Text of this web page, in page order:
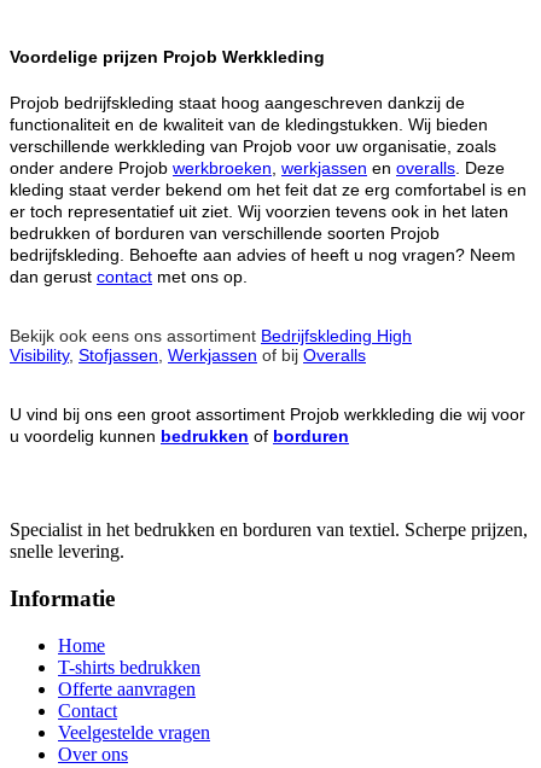
Voordelige prijzen Projob Werkkleding
Projob bedrijfskleding staat hoog aangeschreven dankzij de
functionaliteit en de kwaliteit van de kledingstukken. Wij bieden
verschillende werkkleding van Projob voor uw organisatie, zoals
onder andere Projob werkbroeken, werkjassen en overalls. Deze
kleding staat verder bekend om het feit dat ze erg comfortabel is en
er toch representatief uit ziet. Wij voorzien tevens ook in het laten
bedrukken of borduren van verschillende soorten Projob
bedrijfskleding. Behoefte aan advies of heeft u nog vragen? Neem
dan gerust contact met ons op.
Bekijk ook eens ons assortiment Bedrijfskleding High
Visibility, Stofjassen, Werkjassen of bij Overalls
U vind bij ons een groot assortiment Projob werkkleding die wij voor
u voordelig kunnen bedrukken of borduren
Specialist in het bedrukken en borduren van textiel. Scherpe prijzen,
snelle levering.
Informatie
Home
T-shirts bedrukken
Offerte aanvragen
Contact
Veelgestelde vragen
Over ons